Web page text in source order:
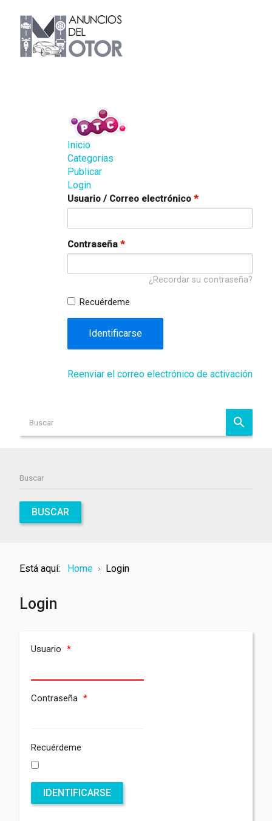
Inicio
Categorias
Publicar
Login
Usuario / Correo electrónico *
Contraseña *
¿Recordar su contraseña?
Recuérdeme
Identificarse
Reenviar el correo electrónico de activación
BUSCAR
Está aquí: Home Login
Login
Usuario *
Contraseña *
Recuérdeme
IDENTIFICARSE